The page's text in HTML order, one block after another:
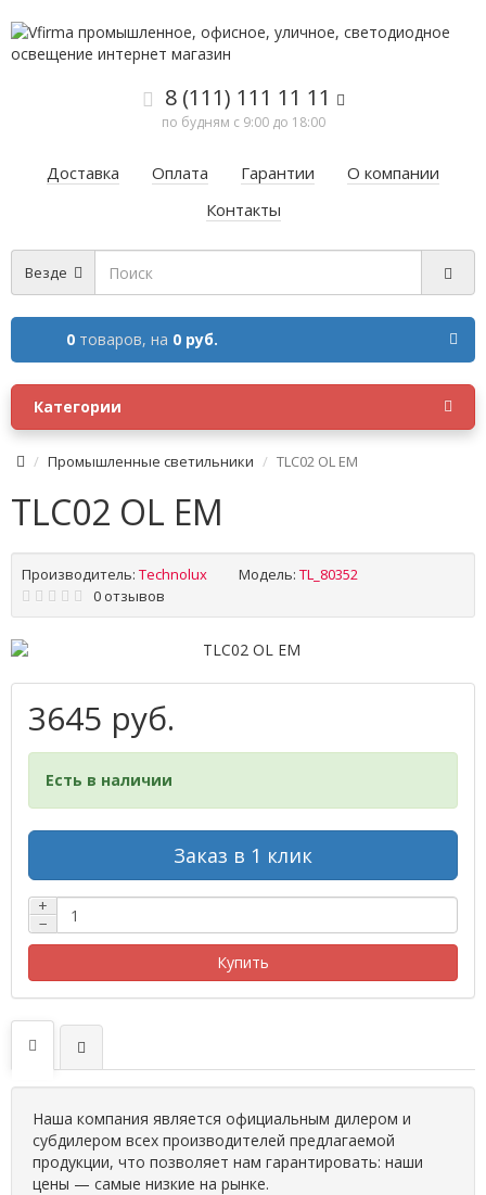
8 (111) 111 11 11
по будням с 9:00 до 18:00
Доставка Оплата Гарантии
О компании
Контакты
Везде
0 товаров, на 0 руб.
Категории
Промышленные светильники TLC02 OL EM
TLC02 OL EM
Производитель: Technolux Модель: TL_80352
0 отзывов
3645 руб.
Есть в наличии
Заказ в 1 клик
+
−
Купить
Наша компания является официальным дилером и
субдилером всех производителей предлагаемой
продукции, что позволяет нам гарантировать: наши
цены — самые низкие на рынке.